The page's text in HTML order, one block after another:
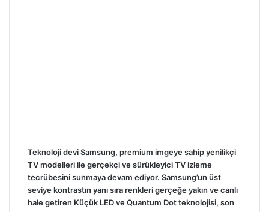
Teknoloji devi Samsung, premium imgeye sahip yenilikçi
TV modelleri ile gerçekçi ve sürükleyici TV izleme
tecrübesini sunmaya devam ediyor. Samsung’un üst
seviye kontrastın yanı sıra renkleri gerçeğe yakın ve canlı
hale getiren Küçük LED ve Quantum Dot teknolojisi, son